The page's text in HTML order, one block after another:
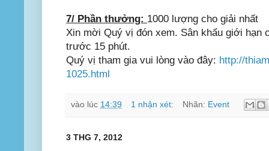
7/ Phần thưởng: 1000 lượng cho giải nhất
Xin mời Quý vị đón xem. Sân khấu giới hạn
trước 15 phút.
Quý vị tham gia vui lòng vào đây: http://
1025.html
vào lúc 14:39 1 nhận xét: Nhãn: Event
3 THG 7, 2012